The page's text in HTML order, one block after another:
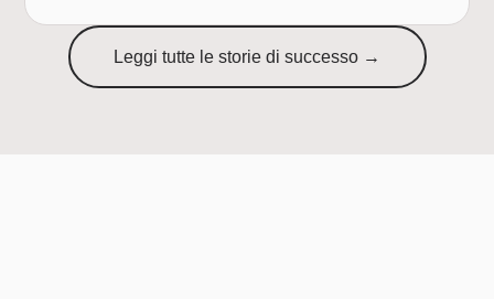
Leggi tutte le storie di successo →